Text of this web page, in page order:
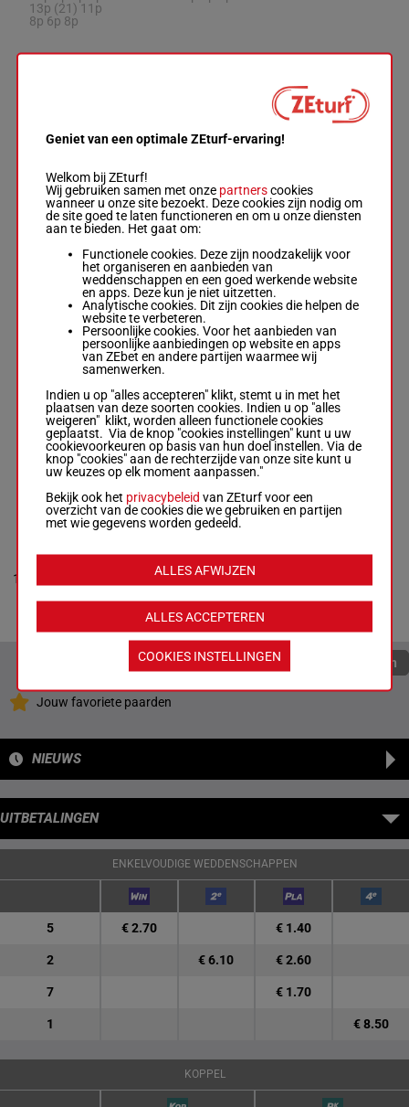
13p (21) 11p
8p 6p 8p
56.5 kg
4p 9p 1p 2p 5p
9p 1p 2p
5p
MAJESTIC
VICTORY
Chadwick M.-
R/7 -
7p 3p 6p (22)
5p 6p 2p 3p 9p
7p 12p 9p 7p
R/756 kg
7p 3p 6p
(22) 5p 6p
2p 3p 9p
7p 12p 9p
7p
10
INVINCIBLE
MISSILE
Bentley H. -C
Fownes
Box: 7 -R/9 -
55 kg
10p 9p 6p (22)
8p 8p 10p 7p
10p 10p 1p 3p
(21) 1p
R/955 kg
10p 9p 6p
(22) 8p 8p
10p 7p
10p 10p
1p 3p (21)
1p
7
10
SUCCEEDER
53 kg
53 kg
2p 1p 7p
3p
8
Quoteringen verversen
Jouw favoriete paarden
NIEUWS
UITBETALINGEN
ENKELVOUDIGE WEDDENSCHAPPEN
5 € 2.70 € 1.40
2 € 6.10 € 2.60
7 € 1.70
1 € 8.50
KOPPEL
Geniet van een optimale ZEturf-ervaring!
Welkom bij ZEturf!
Wij gebruiken samen met onze partnerscookies
wanneer u onze site bezoekt. Deze cookies zijn nodig om
de site goed te laten functioneren en om u onze diensten
aan te bieden. Het gaat om:
Functionele cookies. Deze zijn noodzakelijk voor
het organiseren en aanbieden van
weddenschappen en een goed werkende website
en apps. Deze kun je niet uitzetten.
Analytische cookies. Dit zijn cookies die helpen de
website te verbeteren.
Persoonlijke cookies. Voor het aanbieden van
persoonlijke aanbiedingen op website en apps
van ZEbet en andere partijen waarmee wij
samenwerken.
Indien u op "alles accepteren" klikt, stemt u in met het
plaatsen van deze soorten cookies. Indien u op "alles
weigeren" klikt, worden alleen functionele cookies
geplaatst. Via de knop "cookies instellingen" kunt u uw
cookievoorkeuren op basis van hun doel instellen. Via de
knop "cookies" aan de rechterzijde van onze site kunt u
uw keuzes op elk moment aanpassen."
Bekijk ook het privacybeleid van ZEturf voor een
overzicht van de cookies die we gebruiken en partijen
met wie gegevens worden gedeeld.
ALLES ACCEPTEREN
ALLES AFWIJZEN
COOKIES INSTELLINGEN